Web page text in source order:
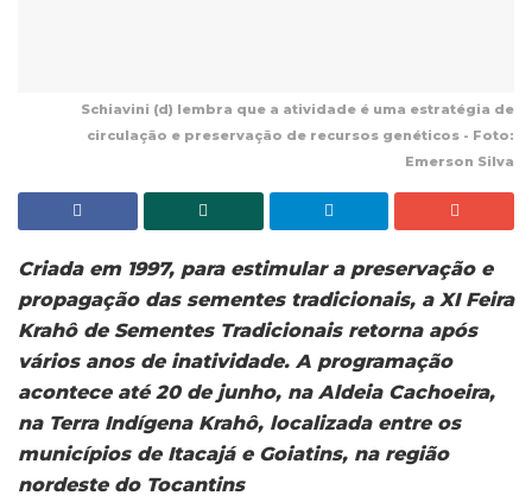
Schiavini (d) lembra que a atividade é uma estratégia de
circulação e preservação de recursos genéticos - Foto:
Emerson Silva
Criada em 1997, para estimular a preservação e
propagação das sementes tradicionais, a XI Feira
Krahô de Sementes Tradicionais retorna após
vários anos de inatividade. A programação
acontece até 20 de junho, na Aldeia Cachoeira,
na Terra Indígena Krahô, localizada entre os
municípios de Itacajá e Goiatins, na região
nordeste do Tocantins